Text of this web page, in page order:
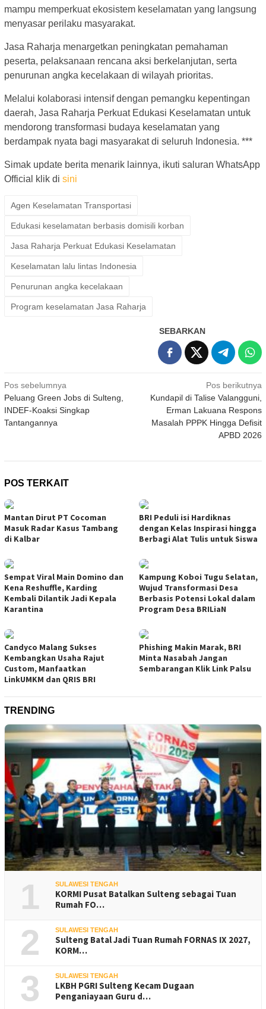
mampu memperkuat ekosistem keselamatan yang langsung
menyasar perilaku masyarakat.
Jasa Raharja menargetkan peningkatan pemahaman
peserta, pelaksanaan rencana aksi berkelanjutan, serta
penurunan angka kecelakaan di wilayah prioritas.
Melalui kolaborasi intensif dengan pemangku kepentingan
daerah, Jasa Raharja Perkuat Edukasi Keselamatan untuk
mendorong transformasi budaya keselamatan yang
berdampak nyata bagi masyarakat di seluruh Indonesia. ***
Simak update berita menarik lainnya, ikuti saluran WhatsApp
Official klik di sini
Agen Keselamatan Transportasi
Edukasi keselamatan berbasis domisili korban
Jasa Raharja Perkuat Edukasi Keselamatan
Keselamatan lalu lintas Indonesia
Penurunan angka kecelakaan
Program keselamatan Jasa Raharja
SEBARKAN
Navigasi
pos
Pos sebelumnya
Peluang Green Jobs di Sulteng,
INDEF-Koaksi Singkap
Tantangannya
Pos berikutnya
Kundapil di Talise Valangguni,
Erman Lakuana Respons
Masalah PPPK Hingga Defisit
APBD 2026
POS TERKAIT
Mantan Dirut PT Cocoman
Masuk Radar Kasus Tambang
di Kalbar
BRI Peduli isi Hardiknas
dengan Kelas Inspirasi hingga
Berbagi Alat Tulis untuk Siswa
Sempat Viral Main Domino dan
Kena Reshuffle, Karding
Kembali Dilantik Jadi Kepala
Karantina
Kampung Koboi Tugu Selatan,
Wujud Transformasi Desa
Berbasis Potensi Lokal dalam
Program Desa BRILiaN
Candyco Malang Sukses
Kembangkan Usaha Rajut
Custom, Manfaatkan
LinkUMKM dan QRIS BRI
Phishing Makin Marak, BRI
Minta Nasabah Jangan
Sembarangan Klik Link Palsu
TRENDING
1 SULAWESI TENGAH
KORMI Pusat Batalkan Sulteng sebagai Tuan
Rumah FO…
2 SULAWESI TENGAH
Sulteng Batal Jadi Tuan Rumah FORNAS IX 2027,
KORM…
3 SULAWESI TENGAH
LKBH PGRI Sulteng Kecam Dugaan
Penganiayaan Guru d…